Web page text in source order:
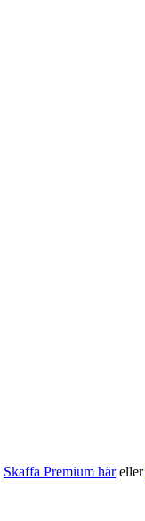
Skaffa Premium häreller